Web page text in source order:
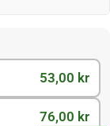
53,00 kr
76,00 kr